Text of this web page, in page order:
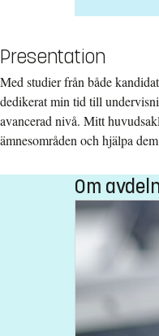
Presentation
Med studier från både
dedikerat min tid till
avancerad nivå. Mitt
ämnesområden och hjälpa
Om